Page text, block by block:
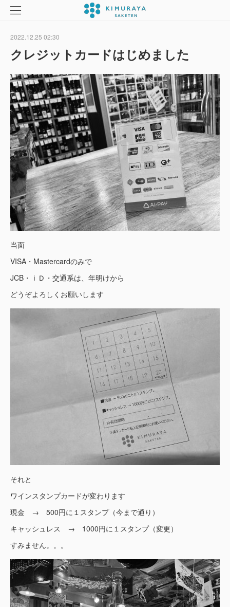
2022.12.25 02:30
クレジットカードはじめました
当面
VISA・Mastercardのみで
JCB・ｉＤ・交通系は、年明けから
どうぞよろしくお願いします
それと
ワインスタンプカードが変わります
現金 → 500円に１スタンプ（今まで通り）
キャッシュレス → 1000円に１スタンプ（変更）
すみません。。。